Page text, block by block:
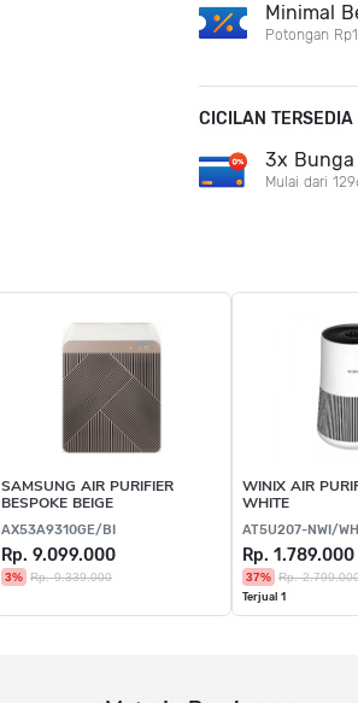
Minimal
Potongan
CICILAN TERSEDIA
3x Bunga
Mulai dari
SAMSUNG AIR PURIFIER
BESPOKE BEIGE
AX53A9310GE/BI
Rp. 9.099.000
3% Rp. 9.339.000
WINIX AIR
WHITE
AT5U207-NWI/WH
Rp. 1.789.000
37% Rp.
Terjual 1